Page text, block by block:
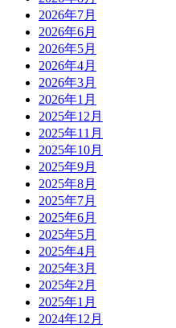
2026年7月
2026年6月
2026年5月
2026年4月
2026年3月
2026年1月
2025年12月
2025年11月
2025年10月
2025年9月
2025年8月
2025年7月
2025年6月
2025年5月
2025年4月
2025年3月
2025年2月
2025年1月
2024年12月